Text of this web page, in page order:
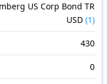
US Corp Bond TR
USD (1)
430
0